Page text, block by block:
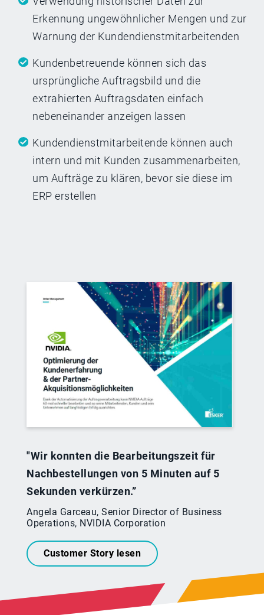
Erkennung ungewöhnlicher Mengen und zur
Warnung der Kundendienstmitarbeitenden
Kundenbetreuende können sich das
ursprüngliche Auftragsbild und die
extrahierten Auftragsdaten einfach
nebeneinander anzeigen lassen
Kundendienstmitarbeitende können auch
intern und mit Kunden zusammenarbeiten,
um Aufträge zu klären, bevor sie diese im
ERP erstellen
"Wir konnten die Bearbeitungszeit für
Nachbestellungen von 5 Minuten auf 5
Sekunden verkürzen.”
Angela Garceau, Senior Director of Business
Operations, NVIDIA Corporation
Customer Story lesen